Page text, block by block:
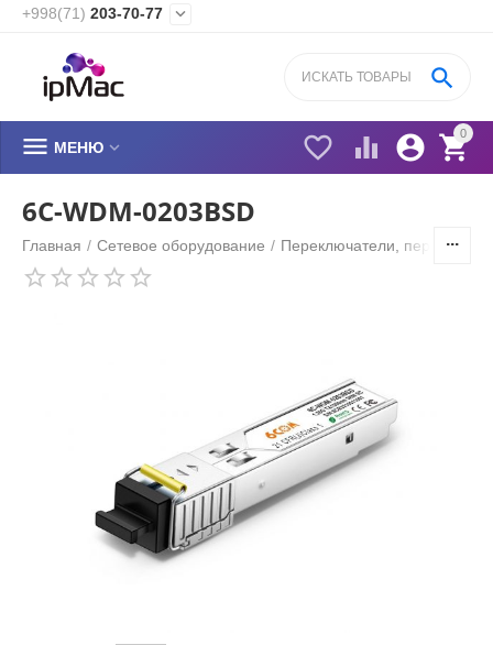
+998(71) 203-70-77 
0


 

 МЕНЮ 
6C-WDM-0203BSD
Главная / Сетевое оборудование / Переключатели,